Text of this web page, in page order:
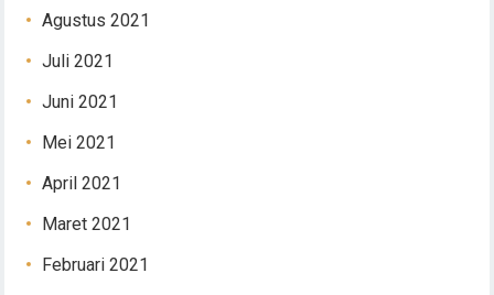
Agustus 2021
Juli 2021
Juni 2021
Mei 2021
April 2021
Maret 2021
Februari 2021